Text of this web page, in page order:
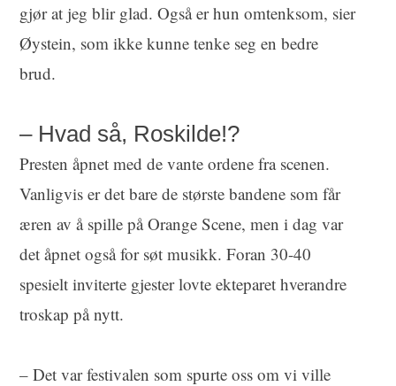
gjør at jeg blir glad. Også er hun omtenksom, sier
Øystein, som ikke kunne tenke seg en bedre
brud.
– Hvad så, Roskilde!?
Presten åpnet med de vante ordene fra scenen.
Vanligvis er det bare de største bandene som får
æren av å spille på Orange Scene, men i dag var
det åpnet også for søt musikk. Foran 30-40
spesielt inviterte gjester lovte ekteparet hverandre
troskap på nytt.
– Det var festivalen som spurte oss om vi ville